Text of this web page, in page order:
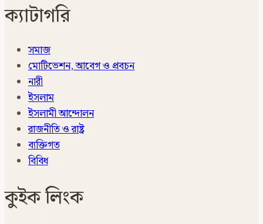
ক্যাটাগরি
সমাজ
মোটিভেশন, আবেগ ও প্রবচন
নারী
ইসলাম
ইসলামী আন্দোলন
রাজনীতি ও রাষ্ট্র
ব্যক্তিগত
বিবিধ
কুইক লিংক